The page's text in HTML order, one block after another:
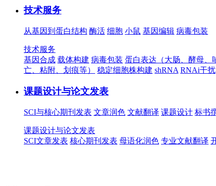
技术服务
从基因到蛋白结构 酶活 细胞 小鼠 基因编辑 病毒包装
技术服务
基因合成 载体构建 病毒包装 蛋白表达（大肠、酵母、
亡、粘附、划痕等）
稳定细胞株构建 shRNA RNAi干扰
课题设计与论文发表
SCI与核心期刊发表 文章润色 文献翻译 课题设计 标书
课题设计与论文发表
SCI文章发表 核心期刊发表 母语化润色 专业文献翻译